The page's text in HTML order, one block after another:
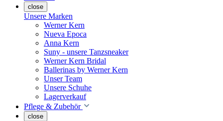
close
Unsere Marken
Werner Kern
Nueva Epoca
Anna Kern
Suny - unsere Tanzsneaker
Werner Kern Bridal
Ballerinas by Werner Kern
Unser Team
Unsere Schuhe
Lagerverkauf
Pflege & Zubehör
close